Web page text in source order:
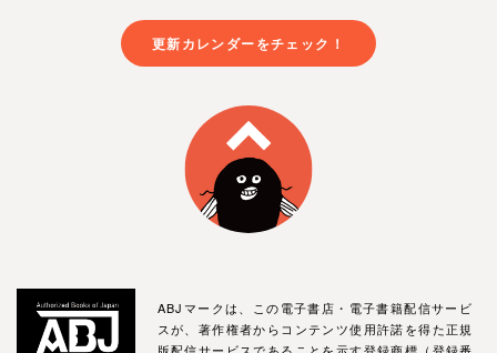
更新カレンダーをチェック！
ABJマークは、この電子書店・電子書籍配信サービ
スが、著作権者からコンテンツ使用許諾を得た正規